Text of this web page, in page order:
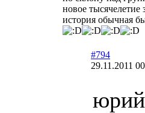
новое тысячелетие
история обычная
#794
29.11.2011